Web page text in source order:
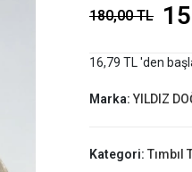
180,00 TL
16,79 TL 'den
Marka:YILDIZ
Kategori: Tımbıl